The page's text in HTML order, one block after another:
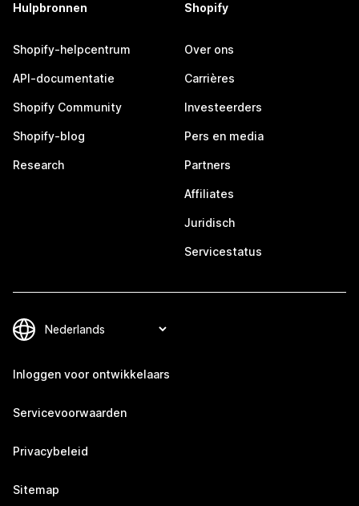
Hulpbronnen
Shopify-helpcentrum
API-documentatie
Shopify Community
Shopify-blog
Research
Shopify
Over ons
Carrières
Investeerders
Pers en media
Partners
Affiliates
Juridisch
Servicestatus
Inloggen voor ontwikkelaars
Servicevoorwaarden
Privacybeleid
Sitemap